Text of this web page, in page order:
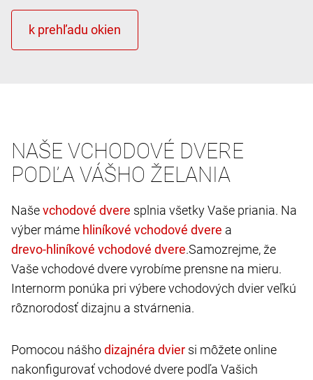
NAŠE VCHODOVÉ DVERE
PODĽA VÁŠHO ŽELANIA
Naše
splnia všetky Vaše priania. Na
výber máme
a
.Samozrejme, že
Vaše vchodové dvere vyrobíme prensne na mieru.
Internorm ponúka pri výbere vchodových dvier veľkú
rôznorodosť dizajnu a stvárnenia.
Pomocou nášho
si môžete online
nakonfigurovať vchodové dvere podľa Vašich